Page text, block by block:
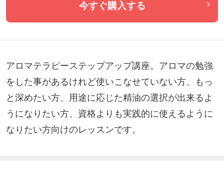
今すぐ購入する
アロマテラピーステップアップ講座。アロマの勉強
をした事があるけれど使いこなせていない方、もっ
と深めたい方、用途に応じた精油の選択が出来るよ
うになりたい方、資格よりも実践的に使えるように
なりたい方向けのレッスンです。